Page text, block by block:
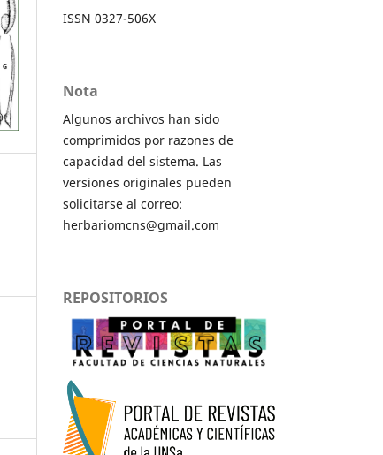
ISSN 0327-506X
Nota
Algunos archivos han sido
comprimidos por razones de
capacidad del sistema. Las
versiones originales pueden
solicitarse al correo:
herbariomcns@gmail.com
REPOSITORIOS